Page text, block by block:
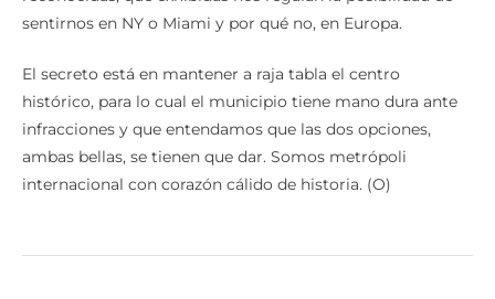
sentirnos en NY o Miami y por qué no, en Europa.
El secreto está en mantener a raja tabla el centro
histórico, para lo cual el municipio tiene mano dura ante
infracciones y que entendamos que las dos opciones,
ambas bellas, se tienen que dar. Somos metrópoli
internacional con corazón cálido de historia. (O)